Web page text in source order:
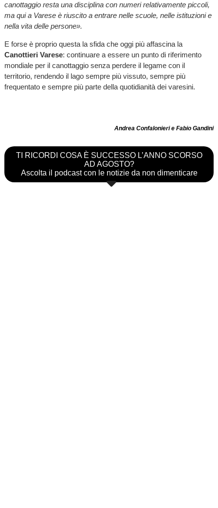
canottaggio resta una disciplina con numeri relativamente piccoli,
ma qui a Varese è riuscito a entrare nelle scuole, nelle istituzioni e
nella vita delle persone».
E forse è proprio questa la sfida che oggi più affascina la
Canottieri Varese: continuare a essere un punto di riferimento
mondiale per il canottaggio senza perdere il legame con il
territorio, rendendo il lago sempre più vissuto, sempre più
frequentato e sempre più parte della quotidianità dei varesini.
Andrea Confalonieri e Fabio Gandini
TI RICORDI COSA È SUCCESSO L’ANNO SCORSO
AD AGOSTO?
Ascolta il podcast con le notizie da non dimenticare